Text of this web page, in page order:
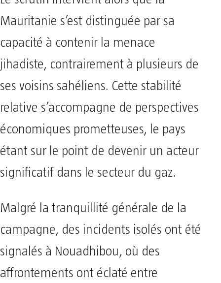
Mauritanie s’est distinguée par sa
capacité à contenir la menace
jihadiste, contrairement à plusieurs de
ses voisins sahéliens. Cette stabilité
relative s’accompagne de perspectives
économiques prometteuses, le pays
étant sur le point de devenir un acteur
significatif dans le secteur du gaz.
Malgré la tranquillité générale de la
campagne, des incidents isolés ont été
signalés à Nouadhibou, où des
affrontements ont éclaté entre